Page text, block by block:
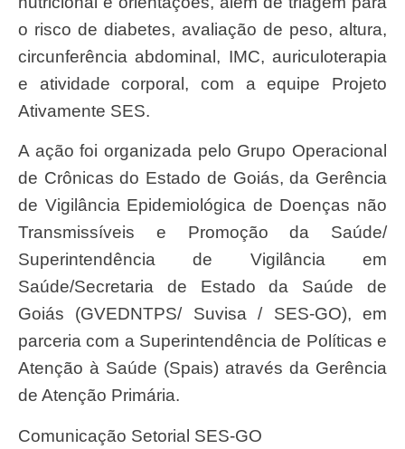
o risco de diabetes, avaliação de peso, altura,
circunferência abdominal, IMC, auriculoterapia
e atividade corporal, com a equipe Projeto
Ativamente SES.
A ação foi organizada pelo Grupo Operacional
de Crônicas do Estado de Goiás, da Gerência
de Vigilância Epidemiológica de Doenças não
Transmissíveis e Promoção da Saúde/
Superintendência de Vigilância em
Saúde/Secretaria de Estado da Saúde de
Goiás (GVEDNTPS/ Suvisa / SES-GO), em
parceria com a Superintendência de Políticas e
Atenção à Saúde (Spais) através da Gerência
de Atenção Primária.
Comunicação Setorial SES-GO